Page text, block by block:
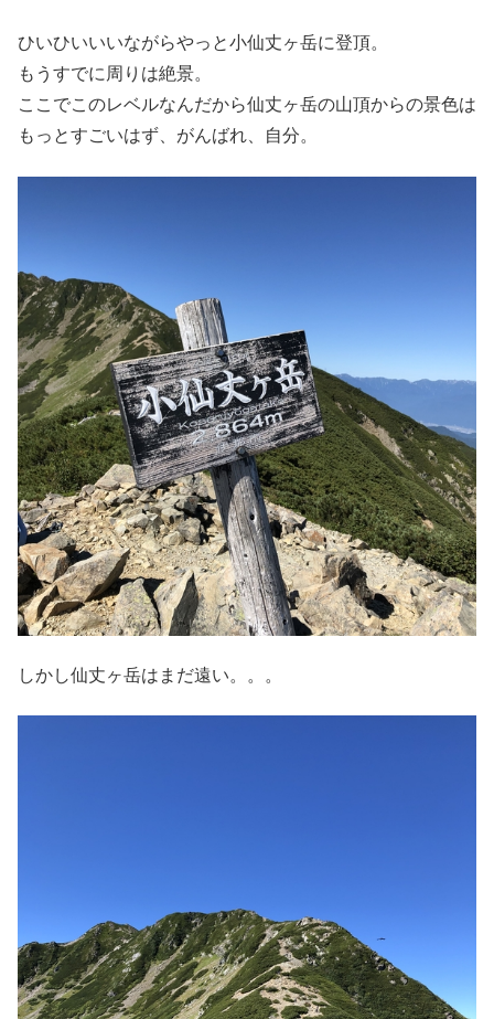
ひいひいいいながらやっと小仙丈ヶ岳に登頂。
もうすでに周りは絶景。
ここでこのレベルなんだから仙丈ヶ岳の山頂からの景色は
もっとすごいはず、がんばれ、自分。
しかし仙丈ヶ岳はまだ遠い。。。